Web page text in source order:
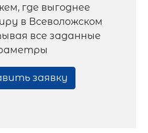
где выгоднее
в Всеволожском
все заданные
заявку